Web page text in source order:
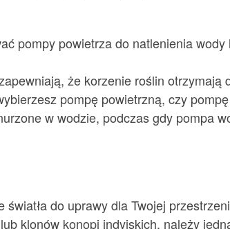
pompy powietrza do natlenienia
że korzenie roślin
pompę powietrzną, czy
w wodzie, podczas gdy pompa
światła do uprawy dla Twojej
klonów konopi indyjskich, należy